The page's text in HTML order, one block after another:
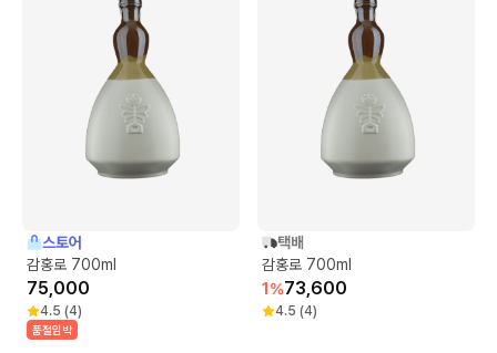
스토어
감홍로 700ml
75,000
4.5 (4)
품절임박
택배
감홍로 700ml
1 %73,600
4.5 (4)